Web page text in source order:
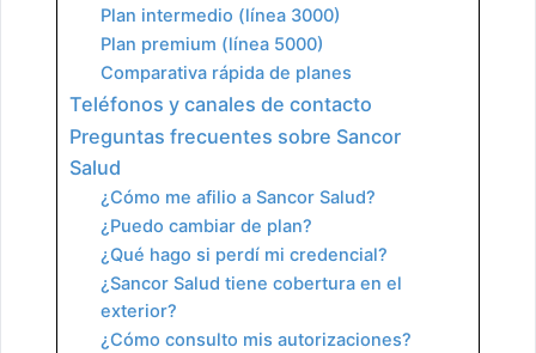
Plan intermedio (línea 3000)
Plan premium (línea 5000)
Comparativa rápida de planes
Teléfonos y canales de contacto
Preguntas frecuentes sobre Sancor
Salud
¿Cómo me afilio a Sancor Salud?
¿Puedo cambiar de plan?
¿Qué hago si perdí mi credencial?
¿Sancor Salud tiene cobertura en el
exterior?
¿Cómo consulto mis autorizaciones?